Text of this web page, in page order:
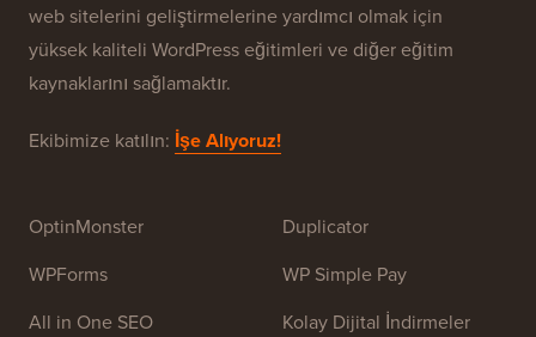
web sitelerini geliştirmelerine yardımcı olmak için
yüksek kaliteli WordPress eğitimleri ve diğer eğitim
kaynaklarını sağlamaktır.
Ekibimize katılın: İşe Alıyoruz!
OptinMonster
WPForms
All in One SEO
Duplicator
WP Simple Pay
Kolay Dijital İndirmeler